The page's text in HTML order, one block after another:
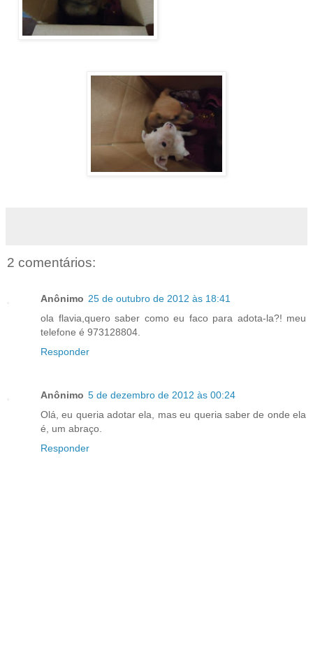
2 comentários:
Anônimo 25 de outubro de 2012 às 18:41
ola flavia,quero saber como eu faco para adota-la?! meu
telefone é 973128804.
Responder
Anônimo 5 de dezembro de 2012 às 00:24
Olá, eu queria adotar ela, mas eu queria saber de onde ela
é, um abraço.
Responder